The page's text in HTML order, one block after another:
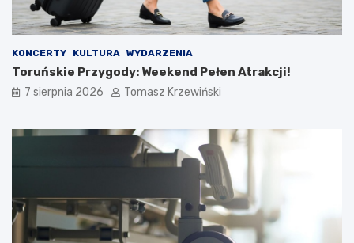
KONCERTY KULTURA WYDARZENIA
Toruńskie Przygody: Weekend Pełen Atrakcji!
7 sierpnia 2026 Tomasz Krzewiński